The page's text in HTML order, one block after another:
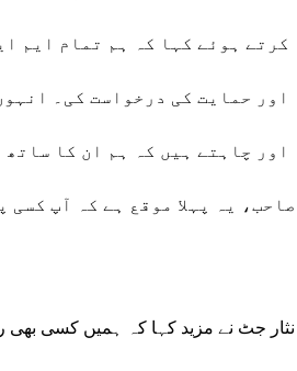
کرتے ہوئے کہا کہ ہم تمام ایم
اور حمایت کی درخواست کی۔
اور چاہتے ہیں کہ ہم ان کا
صاحب، یہ پہلا موقع ہے کہ آپ
نثار جٹ نے مزید کہا کہ ہمیں کسی بھی